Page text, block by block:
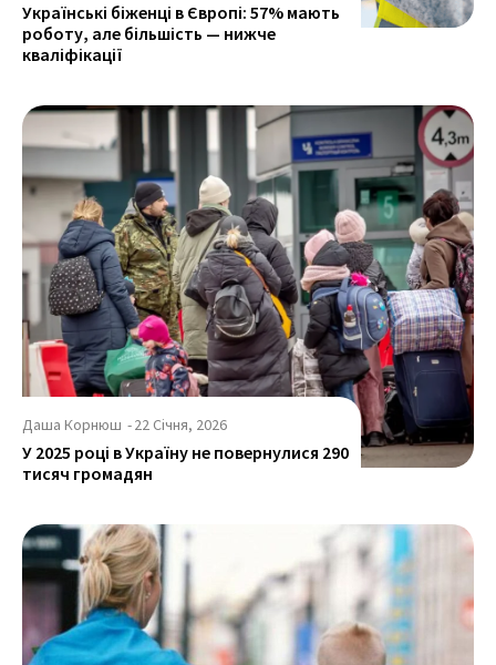
Українські біженці в Європі: 57% мають
роботу, але більшість — нижче
кваліфікації
Даша Корнюш -22 Січня, 2026
У 2025 році в Україну не повернулися 290
тисяч громадян